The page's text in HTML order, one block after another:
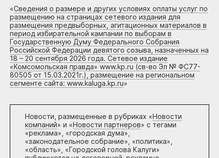
«Сведения о размере и других условиях оплаты услуг по
размещению на страницах сетевого издания для
размещения предвыборных, агитационных материалов в
период избирательной кампании по выборам в
Государственную Думу Федерального Собрания
Российской Федерации девятого созыва, назначенных на
18 – 20 сентября 2026 года. Сетевое издание
«Комсомольская правда» www.kp.ru (св-во Эл № ФС77-
80505 от 15.03.2021г.), размещение на региональном
сегменте сайта: www.kaluga.kp.ru»
Новости, размещенные в рубриках «Новости
компаний» и «Новости партнеров» с тегами
«реклама», «городская дума»,
«законодательное собрание», «политика»,
«область», «Городской голова Калуги»